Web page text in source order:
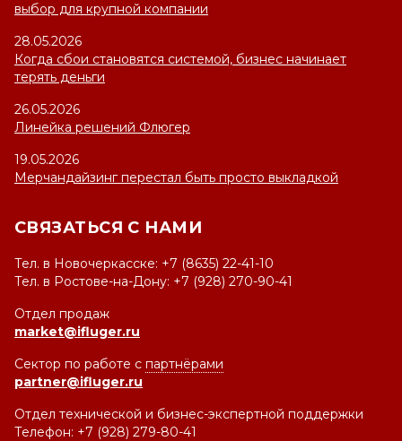
выбор для крупной компании
28.05.2026
Когда сбои становятся системой, бизнес начинает
терять деньги
26.05.2026
Линейка решений Флюгер
19.05.2026
Мерчандайзинг перестал быть просто выкладкой
СВЯЗАТЬСЯ С НАМИ
Тел. в Новочеркасске: +7 (8635) 22-41-10
Тел. в Ростове-на-Дону: +7 (928) 270-90-41
Отдел продаж
market@ifluger.ru
Сектор по работе с партнёрами
partner@ifluger.ru
Отдел технической и бизнес-экспертной поддержки
Телефон: +7 (928) 279-80-41